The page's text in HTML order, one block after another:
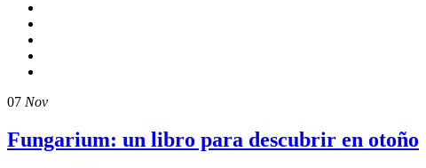
07 Nov
Fungarium: un libro para descubrir en otoño